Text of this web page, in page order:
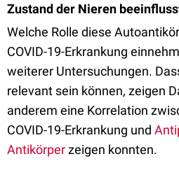
Zustand der Nieren
Welche Rolle diese
COVID-19-Erkrankung
weiterer Untersuchungen.
relevant sein können, zeigen
anderem eine Korrelation
COVID-19-Erkrankung und
Antikörperzeigen konnten.